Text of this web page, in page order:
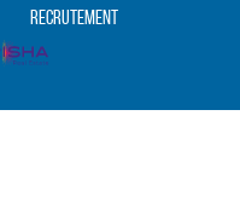
Recrutement